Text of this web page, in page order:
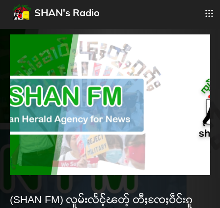
SHAN's Radio
(SHAN FM) လူမ်းလႅင့်ၽတ့် တီႈၸႄႈဝဵင်းၵူ